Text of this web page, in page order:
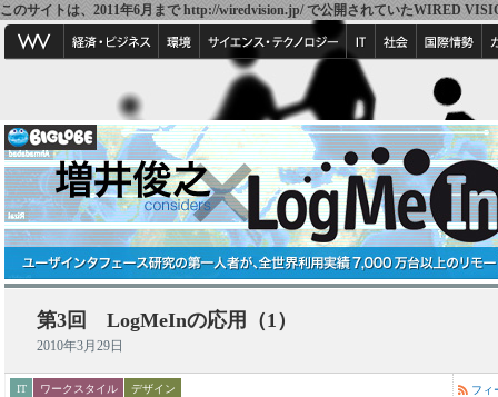
このサイトは、2011年6月まで http://wiredvision.jp/ で公開されていたWIRED
第3回 LogMeInの応用（1）
2010年3月29日
IT ワークスタイル デザイン フィ